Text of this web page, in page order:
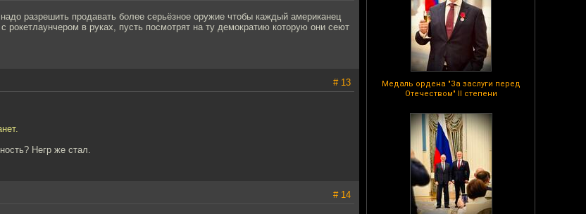
Медаль ордена "За заслуги перед
Отечеством" II степени
разрешить продавать более серьёзное оружие чтобы каждый американец
рокетлаунчером в руках, пусть посмотрят на ту демократию которую они сеют
# 13
Негр же стал.
# 14